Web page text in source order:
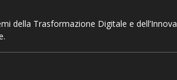
della Trasformazione Digitale e